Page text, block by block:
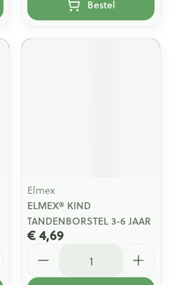
Bestel
Elmex
ELMEX® KIND
TANDENBORSTEL 3-6 JAAR
€ 4,69